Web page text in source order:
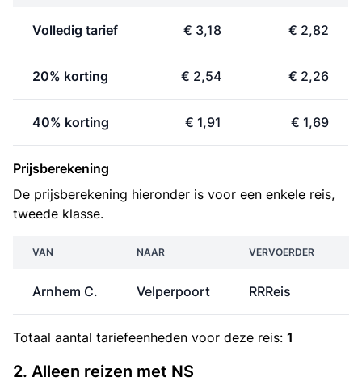
Volledig tarief € 3,18 € 2,82
20% korting € 2,54 € 2,26
40% korting € 1,91 € 1,69
Prijsberekening
De prijsberekening hieronder is voor een enkele reis,
tweede klasse.
VAN NAAR VERVOERDER
Arnhem C. Velperpoort RRReis
Totaal aantal tariefeenheden voor deze reis: 1
2. Alleen reizen met NS